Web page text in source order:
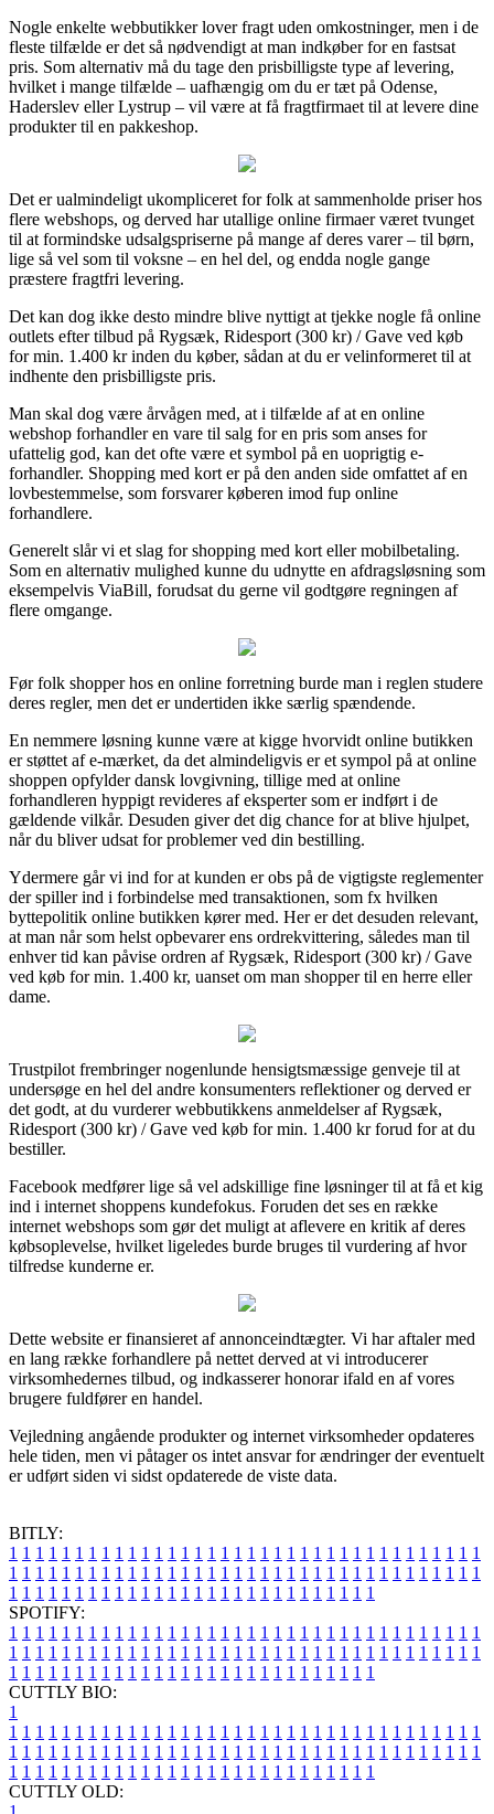
Nogle enkelte webbutikker lover fragt uden omkostninger, men i de
fleste tilfælde er det så nødvendigt at man indkøber for en fastsat
pris. Som alternativ må du tage den prisbilligste type af levering,
hvilket i mange tilfælde – uafhængig om du er tæt på Odense,
Haderslev eller Lystrup – vil være at få fragtfirmaet til at levere dine
produkter til en pakkeshop.
Det er ualmindeligt ukompliceret for folk at sammenholde priser hos
flere webshops, og derved har utallige online firmaer været tvunget
til at formindske udsalgspriserne på mange af deres varer – til børn,
lige så vel som til voksne – en hel del, og endda nogle gange
præstere fragtfri levering.
Det kan dog ikke desto mindre blive nyttigt at tjekke nogle få online
outlets efter tilbud på Rygsæk, Ridesport (300 kr) / Gave ved køb
for min. 1.400 kr inden du køber, sådan at du er velinformeret til at
indhente den prisbilligste pris.
Man skal dog være årvågen med, at i tilfælde af at en online
webshop forhandler en vare til salg for en pris som anses for
ufattelig god, kan det ofte være et symbol på en uoprigtig e-
forhandler. Shopping med kort er på den anden side omfattet af en
lovbestemmelse, som forsvarer køberen imod fup online
forhandlere.
Generelt slår vi et slag for shopping med kort eller mobilbetaling.
Som en alternativ mulighed kunne du udnytte en afdragsløsning som
eksempelvis ViaBill, forudsat du gerne vil godtgøre regningen af
flere omgange.
Før folk shopper hos en online forretning burde man i reglen studere
deres regler, men det er undertiden ikke særlig spændende.
En nemmere løsning kunne være at kigge hvorvidt online butikken
er støttet af e-mærket, da det almindeligvis er et sympol på at online
shoppen opfylder dansk lovgivning, tillige med at online
forhandleren hyppigt revideres af eksperter som er indført i de
gældende vilkår. Desuden giver det dig chance for at blive hjulpet,
når du bliver udsat for problemer ved din bestilling.
Ydermere går vi ind for at kunden er obs på de vigtigste reglementer
der spiller ind i forbindelse med transaktionen, som fx hvilken
byttepolitik online butikken kører med. Her er det desuden relevant,
at man når som helst opbevarer ens ordrekvittering, således man til
enhver tid kan påvise ordren af Rygsæk, Ridesport (300 kr) / Gave
ved køb for min. 1.400 kr, uanset om man shopper til en herre eller
dame.
Trustpilot frembringer nogenlunde hensigtsmæssige genveje til at
undersøge en hel del andre konsumenters reflektioner og derved er
det godt, at du vurderer webbutikkens anmeldelser af Rygsæk,
Ridesport (300 kr) / Gave ved køb for min. 1.400 kr forud for at du
bestiller.
Facebook medfører lige så vel adskillige fine løsninger til at få et kig
ind i internet shoppens kundefokus. Foruden det ses en række
internet webshops som gør det muligt at aflevere en kritik af deres
købsoplevelse, hvilket ligeledes burde bruges til vurdering af hvor
tilfredse kunderne er.
Dette website er finansieret af annonceindtægter. Vi har aftaler med
en lang række forhandlere på nettet derved at vi introducerer
virksomhedernes tilbud, og indkasserer honorar ifald en af vores
brugere fuldfører en handel.
Vejledning angående produkter og internet virksomheder opdateres
hele tiden, men vi påtager os intet ansvar for ændringer der eventuelt
er udført siden vi sidst opdaterede de viste data.
BITLY:
1 1 1 1 1 1 1 1 1 1 1 1 1 1 1 1 1 1 1 1 1 1 1 1 1 1 1 1 1 1 1 1 1 1 1 1
1 1 1 1 1 1 1 1 1 1 1 1 1 1 1 1 1 1 1 1 1 1 1 1 1 1 1 1 1 1 1 1 1 1 1 1
1 1 1 1 1 1 1 1 1 1 1 1 1 1 1 1 1 1 1 1 1 1 1 1 1 1 1 1
SPOTIFY:
1 1 1 1 1 1 1 1 1 1 1 1 1 1 1 1 1 1 1 1 1 1 1 1 1 1 1 1 1 1 1 1 1 1 1 1
1 1 1 1 1 1 1 1 1 1 1 1 1 1 1 1 1 1 1 1 1 1 1 1 1 1 1 1 1 1 1 1 1 1 1 1
1 1 1 1 1 1 1 1 1 1 1 1 1 1 1 1 1 1 1 1 1 1 1 1 1 1 1 1
CUTTLY BIO:
1
1 1 1 1 1 1 1 1 1 1 1 1 1 1 1 1 1 1 1 1 1 1 1 1 1 1 1 1 1 1 1 1 1 1 1 1
1 1 1 1 1 1 1 1 1 1 1 1 1 1 1 1 1 1 1 1 1 1 1 1 1 1 1 1 1 1 1 1 1 1 1 1
1 1 1 1 1 1 1 1 1 1 1 1 1 1 1 1 1 1 1 1 1 1 1 1 1 1 1 1
CUTTLY OLD: